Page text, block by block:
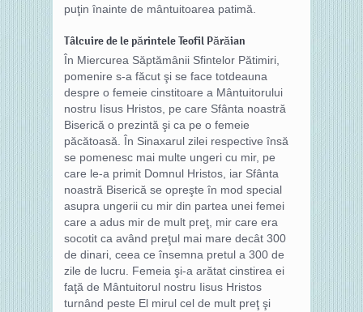
puţin înainte de mântuitoarea patimă.
Tâlcuire de le părintele Teofil Părăian
În Miercurea Săptămânii Sfintelor Pătimiri,
pomenire s-a făcut şi se face totdeauna
despre o femeie cinstitoare a Mântuitorului
nostru Iisus Hristos, pe care Sfânta noastră
Biserică o prezintă şi ca pe o femeie
păcătoasă. În Sinaxarul zilei respective însă
se pomenesc mai multe ungeri cu mir, pe
care le-a primit Domnul Hristos, iar Sfânta
noastră Biserică se opreşte în mod special
asupra ungerii cu mir din partea unei femei
care a adus mir de mult preţ, mir care era
socotit ca având preţul mai mare decât 300
de dinari, ceea ce însemna pretul a 300 de
zile de lucru. Femeia şi-a arătat cinstirea ei
faţă de Mântuitorul nostru Iisus Hristos
turnând peste El mirul cel de mult preţ şi